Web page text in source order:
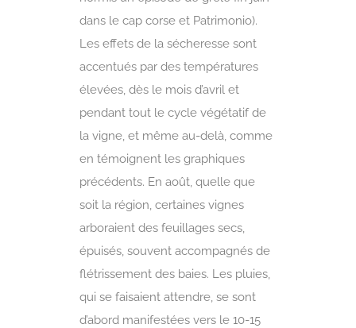
dans le cap corse et Patrimonio).
Les effets de la sécheresse sont
accentués par des températures
élevées, dès le mois d’avril et
pendant tout le cycle végétatif de
la vigne, et même au-delà, comme
en témoignent les graphiques
précédents. En août, quelle que
soit la région, certaines vignes
arboraient des feuillages secs,
épuisés, souvent accompagnés de
flétrissement des baies. Les pluies,
qui se faisaient attendre, se sont
d’abord manifestées vers le 10-15